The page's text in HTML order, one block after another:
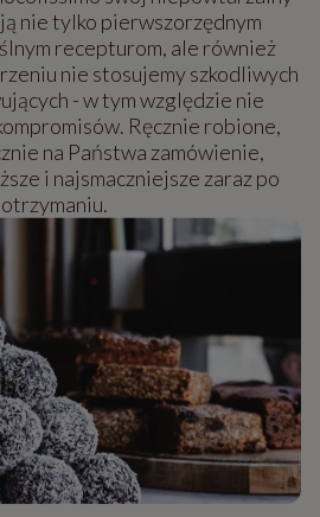
nie tylko pierwszorzędnym
recepturom, ale również
nie stosujemy szkodliwych
- w tym względzie nie
Ręcznie robione,
na Państwa zamówienie,
i najsmaczniejsze zaraz po
otrzymaniu.